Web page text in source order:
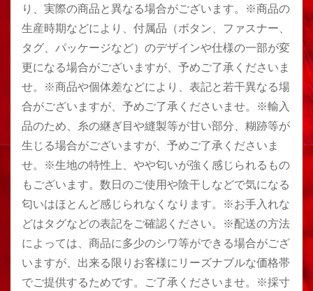
り、実際の商品と異なる場合がございます。※商品の
生産時期などにより、付属品（ボタン、ファスナー、
タグ、パッケージなど）のデザインや仕様の一部が変
更になる場合がございますが、予めご了承くださいま
せ。※商品や個体差などにより、表記と若干異なる場
合がございますが、予めご了承くださいませ。※輸入
品のため、糸の継ぎ目や縫製等が甘い部分、糊跡等が
生じる場合がございますが、予めご了承くださいま
せ。※生地の特性上、やや匂いが強く感じられるもの
もございます。数日のご使用や陰干しなどで気になる
匂いはほとんど感じられなくなります。※お手入れな
どはタグなどの表記をご確認ください。※配送の方法
によっては、商品に多少のシワ等ができる場合がござ
いますが、出来る限りお客様にリーズナブルな価格帯
でご提供するためです。ご了承くださいませ。※採寸